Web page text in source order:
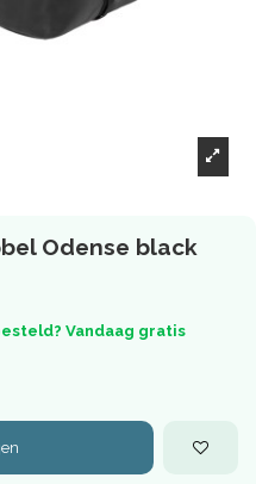
Odense black
Vandaag gratis